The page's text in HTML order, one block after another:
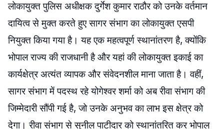
लोकायुक्त पुलिस अधीक्षक दुर्गेश कुमार राठौर को उनके वर्तमान
दायित्व से मुक्त करते हुए सागर संभाग का लोकायुक्त एसपी
नियुक्त किया गया है। यह एक महत्वपूर्ण स्थानांतरण है, क्योंकि
भोपाल राज्य की राजधानी है और यहां की लोकायुक्त इकाई का
कार्यक्षेत्र अत्यंत व्यापक और संवेदनशील माना जाता है। वहीं,
सागर संभाग में पदस्थ रहे योगेश्वर शर्मा को अब रीवा संभाग की
जिम्मेदारी सौंपी गई है, जो उनके अनुभव का लाभ इस क्षेत्र को
देगा। रीवा संभाग से सुनील पाटीदार को स्थानांतरित कर भोपाल